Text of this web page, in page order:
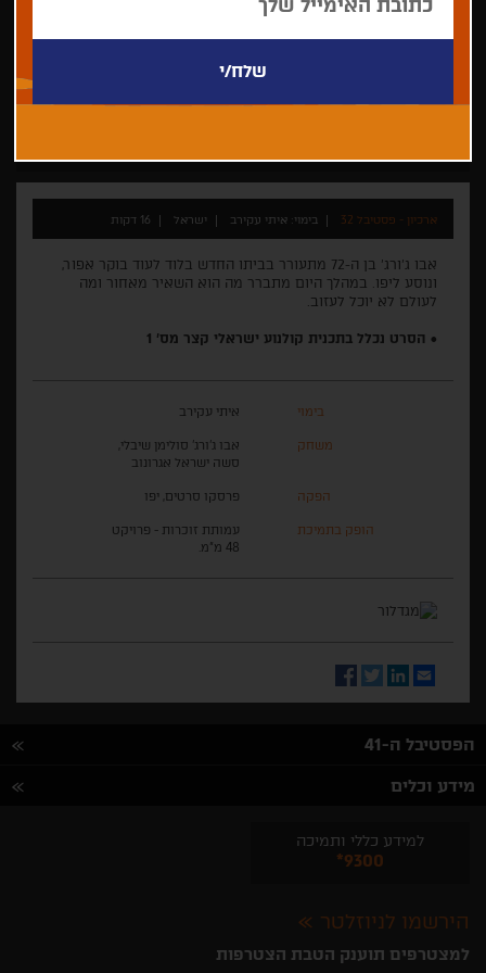
ארכיון - פסטיבל 32 בימוי: איתי עקירב ישראל 16 דקות
אבו ג'ורג' בן ה-72 מתעורר בביתו החדש בלוד לעוד בוקר אפור,
ונוסע ליפו. במהלך היום מתברר מה הוא השאיר מאחור ומה
לעולם לא יוכל לעזוב.
• הסרט נכלל בתכנית קולנוע ישראלי קצר מס' 1
בימוי איתי עקירב
משחק
אבו ג'ורג' סולימן שיבלי,
סשה ישראל אגרונוב
הפקה פרסקו סרטים, יפו
הופק בתמיכת
עמותת זוכרות - פרויקט
48 מ"מ.
Email
LinkedIn
Twitter
Facebook
הפסטיבל ה-41
מידע וכלים
למידע כללי ותמיכה
*9300
הירשמו לניוזלטר
למצטרפים תוענק הטבת הצטרפות